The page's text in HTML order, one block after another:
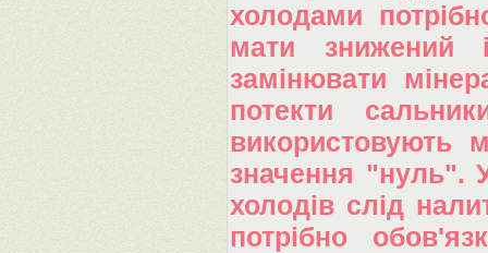
холодами
мати знижений
замінювати
потекти
використовують
значення "нуль".
холодів слід
потрібно